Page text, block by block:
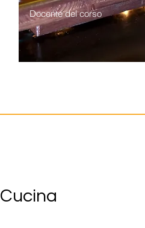
Docente del corso
Cucina